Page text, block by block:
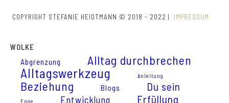
COPYRIGHT STEFANIE HEIDTMANN © 2018 - 2022 | IMPRESSUM
WOLKE
Abgrenzung Alltag durchbrechen
Alltagswerkzeug Anleitung
Beziehung Blogs Du sein
Enge Entwicklung Erfüllung